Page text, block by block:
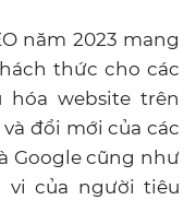
năm 2023 mang
thức cho các
website trên
đổi mới của các
Google cũng như
của người tiêu